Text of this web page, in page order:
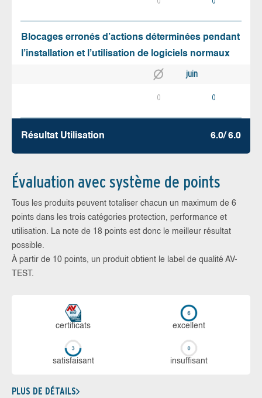
Blocages erronés d’actions déterminées pendant
l’installation et l’utilisation de logiciels normaux
juin
0 0
Résultat Utilisation 6.0/ 6.0
Évaluation avec système de points
Tous les produits peuvent totaliser chacun un maximum de 6
points dans les trois catégories protection, performance et
utilisation. La note de 18 points est donc le meilleur résultat
possible.
À partir de 10 points, un produit obtient le label de qualité AV-
TEST.
certi­ficats ex­cellent
sa­tis­fai­sant in­suf­fi­sant
PLUS DE DÉTAILS